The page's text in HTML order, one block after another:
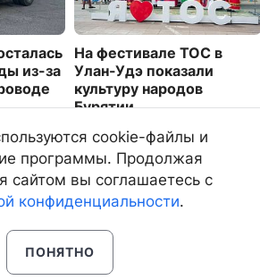
из-за
На фестивале ТОС в
Улан-Удэ показали
культуру народов
Бурятии
2885
cookie-файлы и
программы. Продолжая
сайтом вы соглашаетесь с
конфиденциальности.
ПОНЯТНО